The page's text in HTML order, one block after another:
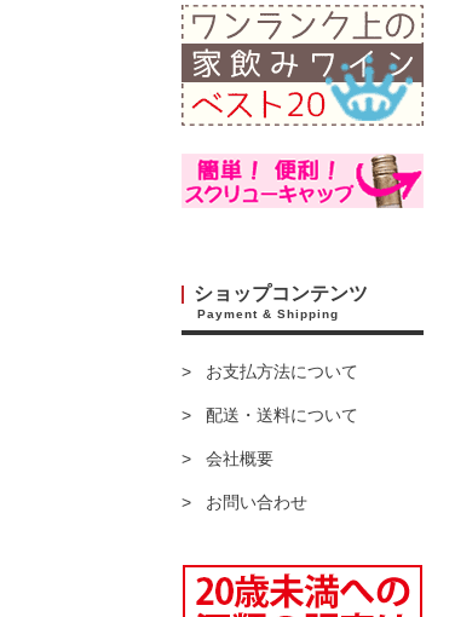
ショップコンテンツ
Payment & Shipping
お支払方法について
配送・送料について
会社概要
お問い合わせ